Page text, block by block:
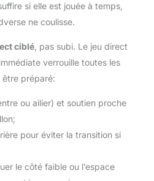
si elle est jouée à temps,
ne coulisse.
ciblé , pas subi. Le jeu direct
verrouille toutes les
être préparé:
ou ailier) et soutien proche
pour éviter la transition si
le côté faible ou l’espace